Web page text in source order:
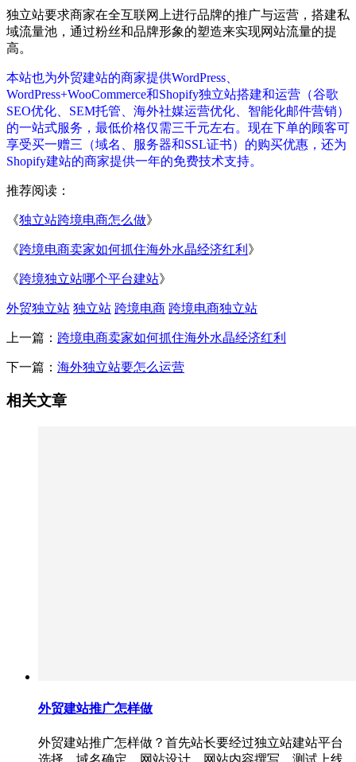
独立站要求商家在全互联网上进行品牌的推广与运营，搭建私
域流量池，通过粉丝和品牌形象的塑造来实现网站流量的提
高。
本站也为外贸建站的商家提供WordPress、
WordPress+WooCommerce和Shopify独立站搭建和运营（谷歌
SEO优化、SEM托管、海外社媒运营优化、智能化邮件营销）
的一站式服务，最低价格仅需三千元左右。现在下单的顾客可
享受买一赠三（域名、服务器和SSL证书）的购买优惠，还为
Shopify建站的商家提供一年的免费技术支持。
推荐阅读：
《独立站跨境电商怎么做》
《跨境电商卖家如何抓住海外水晶经济红利 》
《跨境独立站哪个平台建站》
外贸独立站 独立站 跨境电商 跨境电商独立站
上一篇： 跨境电商卖家如何抓住海外水晶经济红利
下一篇： 海外独立站要怎么运营
相关文章
外贸建站推广怎样做
外贸建站推广怎样做？首先站长要经过独立站建站平台
选择、域名确定、网站设计、网站内容撰写、测试上线